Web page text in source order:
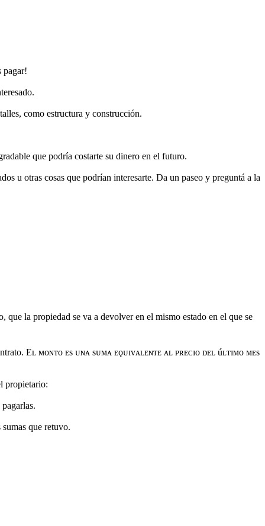
pagar!
como estructura y construcción.
que podría costarte su dinero en el futuro.
u otras cosas que podrían interesarte. Da un paseo y preguntá a la
la propiedad se va a devolver en el mismo estado en el que se
Eʟ ᴍᴏɴᴛᴏ ᴇs ᴜɴᴀ sᴜᴍᴀ ᴇǫᴜɪᴠᴀʟᴇɴᴛᴇ ᴀʟ ᴘʀᴇᴄɪᴏ ᴅᴇʟ úʟᴛɪᴍᴏ ᴍᴇs
propietario:
que retuvo.